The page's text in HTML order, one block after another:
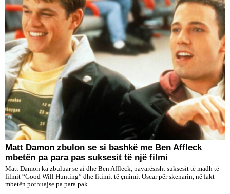
Matt Damon zbulon se si bashkë me Ben Affleck
mbetën pa para pas suksesit të një filmi
Matt Damon ka zbuluar se ai dhe Ben Affleck, pavarësisht suksesit të madh të
filmit “Good Will Hunting” dhe fitimit të çmimit Oscar për skenarin, në fakt
mbetën pothuajse pa para pak